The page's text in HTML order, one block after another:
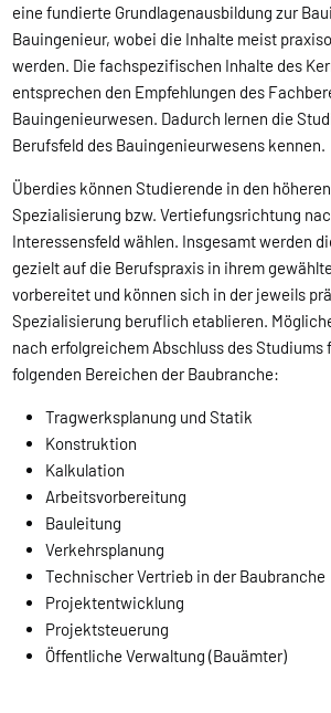
eine fundierte Grundlagenausbildung zur
Bauingenieur, wobei die Inhalte meist
werden. Die fachspezifischen Inhalte des
entsprechen den Empfehlungen des
Bauingenieurwesen. Dadurch lernen die
Berufsfeld des Bauingenieurwesens kennen.
Überdies können Studierende in den
Spezialisierung bzw. Vertiefungsrichtung
Interessensfeld wählen. Insgesamt werden
gezielt auf die Berufspraxis in ihrem
vorbereitet und können sich in der jeweils
Spezialisierung beruflich etablieren.
nach erfolgreichem Abschluss des Studiums
folgenden Bereichen der Baubranche:
Tragwerksplanung und Statik
Konstruktion
Kalkulation
Arbeitsvorbereitung
Bauleitung
Verkehrsplanung
Technischer Vertrieb in der Baubranche
Projektentwicklung
Projektsteuerung
Öffentliche Verwaltung (Bauämter)